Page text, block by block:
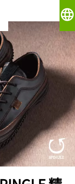
language